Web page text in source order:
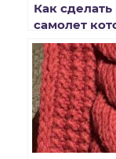
Как сделать
самолет
метров —